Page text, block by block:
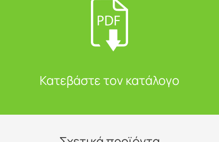
Κατεβάστε τον κατάλογο